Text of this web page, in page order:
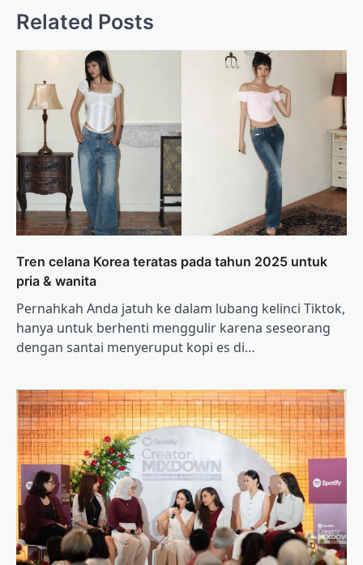
Related Posts
Tren celana Korea teratas pada tahun 2025 untuk
pria & wanita
Pernahkah Anda jatuh ke dalam lubang kelinci Tiktok,
hanya untuk berhenti menggulir karena seseorang
dengan santai menyeruput kopi es di…